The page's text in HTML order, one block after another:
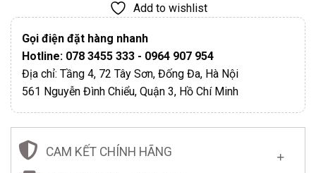
Add to wishlist
Gọi điện đặt hàng nhanh
Hotline: 078 3455 333 - 0964 907 954
Địa chỉ: Tầng 4, 72 Tây Sơn, Đống Đa, Hà Nội
561 Nguyễn Đình Chiểu, Quận 3, Hồ Chí Minh
CAM KẾT CHÍNH HÃNG